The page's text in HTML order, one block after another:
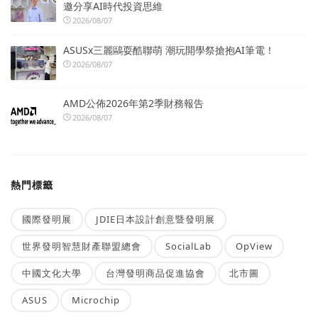
邀分享AI時代投資思維
2026/08/07
ASUSx三麗鷗耍酷聯萌 潮玩開學祭搶抱AI筆電！
2026/08/07
AMD公佈2026年第2季財務報告
2026/08/07
熱門標籤
國際發明展 JDIE日本設計創意暨發明展
世界發明智慧財產聯盟總會 SocialLab OpView
中國文化大學 台灣發明商品促進協會 北市圖
ASUS Microchip